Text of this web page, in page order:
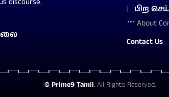
பிற
About
Contact Us
© Prime9 Tamil. All Rights Reserved.